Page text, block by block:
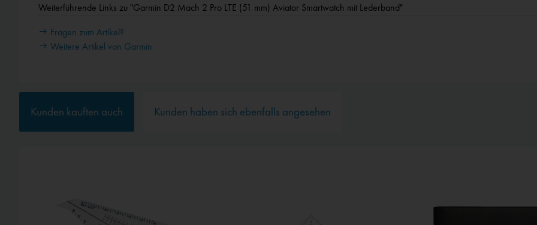
Weiterführende Links zu "Garmin D2 Mach 2 Pro LTE (51 mm) Aviator Smartwatch mit Lederband"
Fragen zum Artikel?
Weitere Artikel von Garmin
Kunden kauften auch Kunden haben sich ebenfalls angesehen